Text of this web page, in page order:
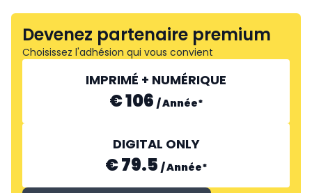
Devenez partenaire premium
Choisissez l'adhésion qui vous convient
IMPRIMÉ + NUMÉRIQUE
€ 106 /Année*
DIGITAL ONLY
€ 79.5 /Année*